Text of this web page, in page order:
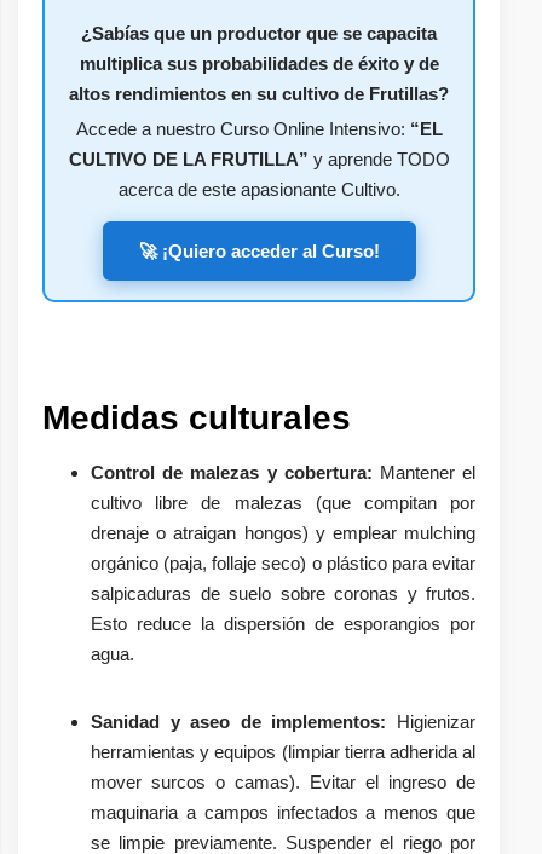
¿Sabías que un productor que se capacita
multiplica sus probabilidades de éxito y de
altos rendimientos en su cultivo de Frutillas?
Accede a nuestro Curso Online Intensivo: “EL
CULTIVO DE LA FRUTILLA” y aprende TODO
acerca de este apasionante Cultivo.
🚀 ¡Quiero acceder al Curso!
Medidas culturales
Control de malezas y cobertura: Mantener el
cultivo libre de malezas (que compitan por
drenaje o atraigan hongos) y emplear mulching
orgánico (paja, follaje seco) o plástico para evitar
salpicaduras de suelo sobre coronas y frutos.
Esto reduce la dispersión de esporangios por
agua.
Sanidad y aseo de implementos: Higienizar
herramientas y equipos (limpiar tierra adherida al
mover surcos o camas). Evitar el ingreso de
maquinaria a campos infectados a menos que
se limpie previamente. Suspender el riego por